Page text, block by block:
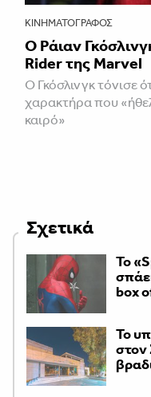
ΚΙΝΗΜΑΤΟΓΡΆΦΟΣ
Ο Ράιαν
Rider της Marvel
Ο Γκόσλινγκ τόνισε
χαρακτήρα που
καιρό»
Σχετικά
Το
box
Το
στον